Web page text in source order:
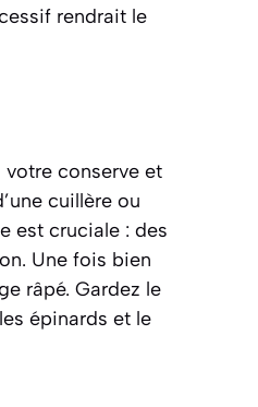
rendrait le
votre conserve et
cuillère ou
est cruciale : des
Une fois bien
râpé. Gardez le
épinards et le